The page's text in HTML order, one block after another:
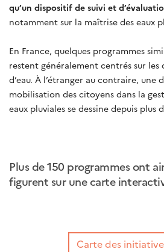
qu’un dispositif de suivi et
notamment sur la maîtrise des eaux
En France, quelques programmes
restent généralement centrés sur les
d’eau. À l’étranger au contraire, une
mobilisation des citoyens dans la
eaux pluviales se dessine depuis plus
Plus de 150 programmes ont
figurent sur une carte
Carte des